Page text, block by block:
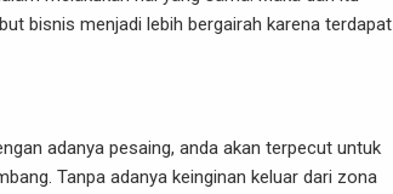
bisnis menjadi lebih bergairah karena terdapat
adanya pesaing, anda akan terpecut untuk
Tanpa adanya keinginan keluar dari zona